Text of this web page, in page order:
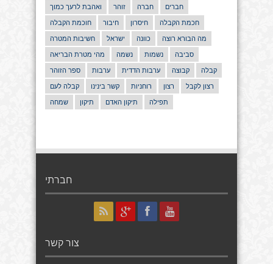
ואהבת לרעך כמוך זוהר חברה חברים
חוכמת הקבלה חיבור חיסרון חכמת הקבלה
חשיבות המטרה ישראל כוונה מה הבורא רוצה
מהי מטרת הבריאה נשמה נשמות סביבה
ספר הזוהר ערבות ערבות הדדית קבוצה קבלה
קבלה לעם קשר בינינו רוחניות רצון רצון לקבל
שמחה תיקון תיקון האדם תפילה
חברתי
צור קשר